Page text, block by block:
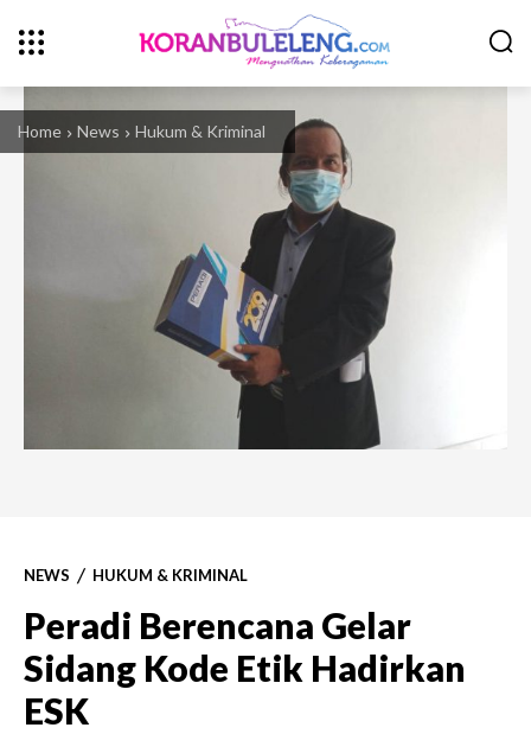
Home News Hukum & Kriminal
NEWS HUKUM & KRIMINAL
Peradi Berencana Gelar
Sidang Kode Etik Hadirkan
ESK